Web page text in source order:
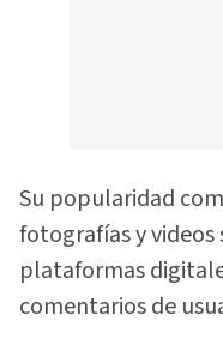
Su popularidad
fotografías y
plataformas
comentarios de